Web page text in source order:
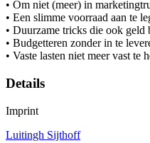
• Om niet (meer) in
• Een slimme voorraad aan te
• Duurzame tricks die ook geld
• Budgetteren zonder in te
• Vaste lasten niet meer vast te
Details
Imprint
Luitingh Sijthoff